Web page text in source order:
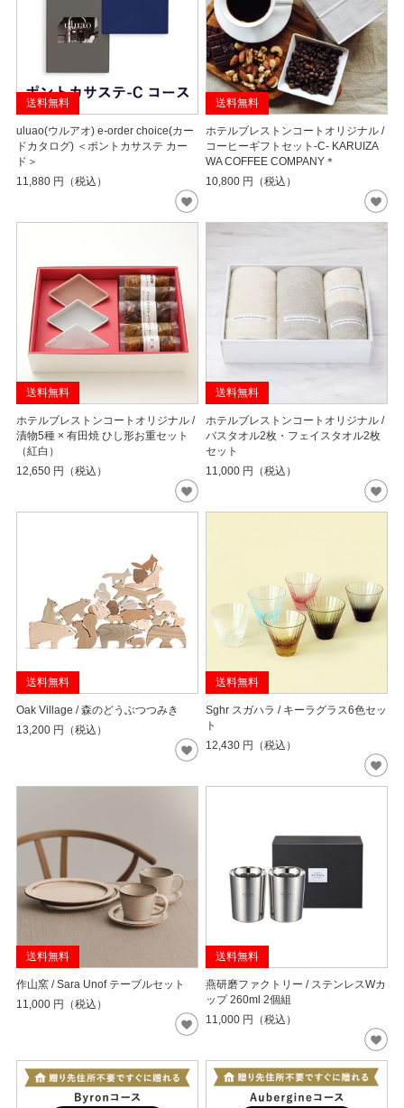
送料無料
uluao(ウルアオ) e-order choice(カー
ドカタログ) ＜ポントカサステ カー
ド＞
11,880 円（税込）
送料無料
ホテルブレストンコートオリジナル /
コーヒーギフトセット-C- KARUIZA
WA COFFEE COMPANY＊
10,800 円（税込）
送料無料
ホテルブレストンコートオリジナル /
漬物5種 × 有田焼 ひし形お重セット
（紅白）
12,650 円（税込）
送料無料
ホテルブレストンコートオリジナル /
バスタオル2枚・フェイスタオル2枚
セット
11,000 円（税込）
送料無料
Oak Village / 森のどうぶつつみき
13,200 円（税込）
送料無料
Sghr スガハラ / キーラグラス6色セッ
ト
12,430 円（税込）
送料無料
作山窯 / Sara Unof テーブルセット
11,000 円（税込）
送料無料
燕研磨ファクトリー / ステンレスWカ
ップ 260ml 2個組
11,000 円（税込）